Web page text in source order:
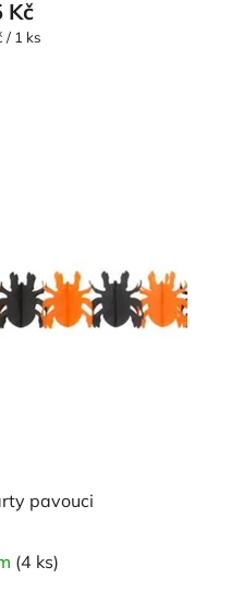
Kč
/ 1 ks
pavouci
(4 ks)